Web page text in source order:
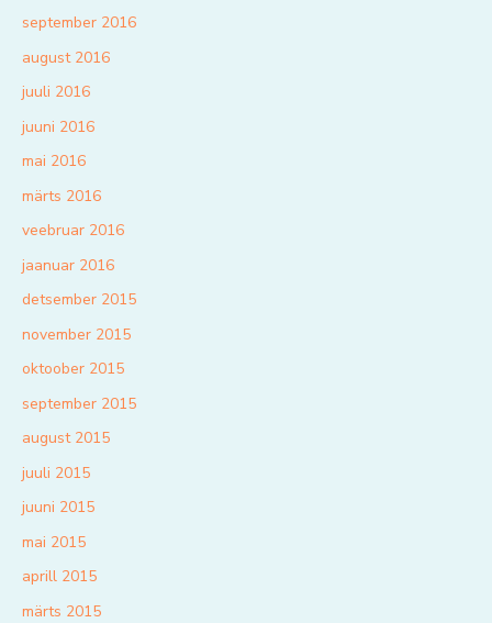
september 2016
august 2016
juuli 2016
juuni 2016
mai 2016
märts 2016
veebruar 2016
jaanuar 2016
detsember 2015
november 2015
oktoober 2015
september 2015
august 2015
juuli 2015
juuni 2015
mai 2015
aprill 2015
märts 2015